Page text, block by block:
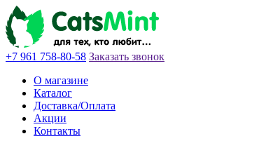
+7 961 758-80-58 Заказать звонок
О магазине
Каталог
Доставка/Оплата
Акции
Контакты